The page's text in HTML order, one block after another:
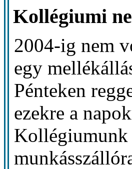
Kollégiumi
2004-ig nem
egy
Pénteken
ezekre a
Kollégiumunk